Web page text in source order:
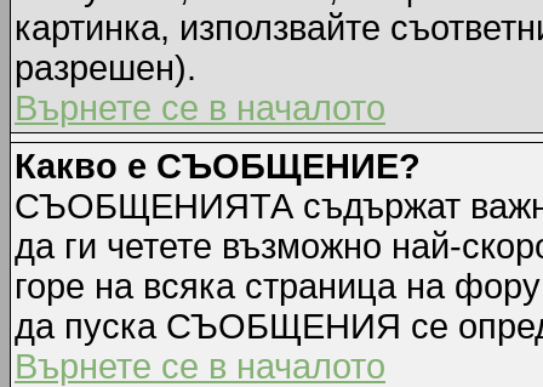
картинка, използвайте
разрешен).
Върнете се в началото
Какво е СЪОБЩЕНИЕ?
СЪОБЩЕНИЯТА съдържат
да ги четете възможно най-
горе на всяка страница на
да пуска СЪОБЩЕНИЯ се
Върнете се в началото